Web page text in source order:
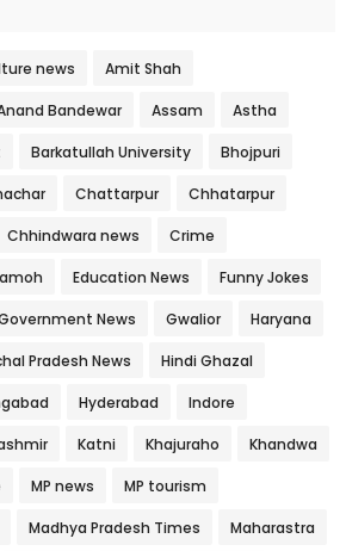
news Amit Shah
Bandewar Assam Astha
Barkatullah University Bhojpuri
Chattarpur Chhatarpur
Chhindwara news Crime
Education News Funny Jokes
News Gwalior Haryana
Pradesh News Hindi Ghazal
Hyderabad Indore
Katni Khajuraho Khandwa
MP news MP tourism
Madhya Pradesh Times Maharastra